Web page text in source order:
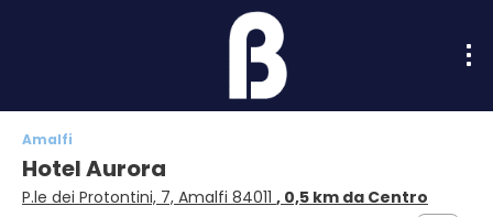
Amalfi
Hotel Aurora
P.le dei Protontini, 7, Amalfi 84011 , 0,5 km da Centro